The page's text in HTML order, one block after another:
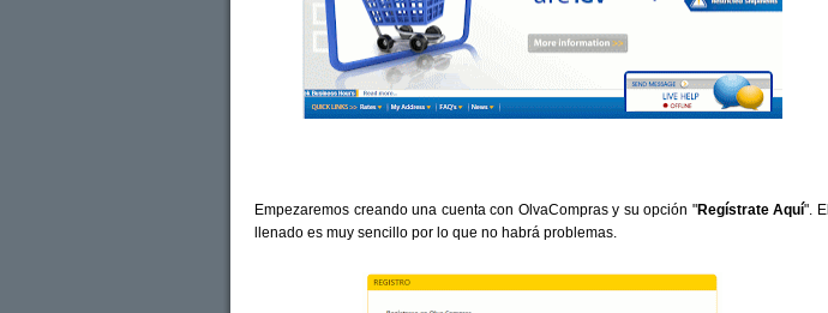
Empezaremos creando una cuenta con OlvaCompras y su opción "Regístrate Aquí". El
llenado es muy sencillo por lo que no habrá problemas.